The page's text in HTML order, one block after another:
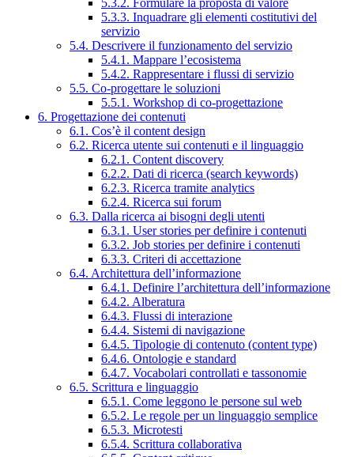
5.3.3. Inquadrare gli elementi costitutivi del
servizio
5.4. Descrivere il funzionamento del servizio
5.4.1. Mappare l’ecosistema
5.4.2. Rappresentare i flussi di servizio
5.5. Co-progettare le soluzioni
5.5.1. Workshop di co-progettazione
6. Progettazione dei contenuti
6.1. Cos’è il content design
6.2. Ricerca utente sui contenuti e il linguaggio
6.2.1. Content discovery
6.2.2. Dati di ricerca (search keywords)
6.2.3. Ricerca tramite analytics
6.2.4. Ricerca sui forum
6.3. Dalla ricerca ai bisogni degli utenti
6.3.1. User stories per definire i contenuti
6.3.2. Job stories per definire i contenuti
6.3.3. Criteri di accettazione
6.4. Architettura dell’informazione
6.4.1. Definire l’architettura dell’informazione
6.4.2. Alberatura
6.4.3. Flussi di interazione
6.4.4. Sistemi di navigazione
6.4.5. Tipologie di contenuto (content type)
6.4.6. Ontologie e standard
6.4.7. Vocabolari controllati e tassonomie
6.5. Scrittura e linguaggio
6.5.1. Come leggono le persone sul web
6.5.2. Le regole per un linguaggio semplice
6.5.3. Microtesti
6.5.4. Scrittura collaborativa